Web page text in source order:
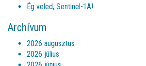
Ég veled, Sentinel-1A!
Archívum
2026 augusztus
2026 július